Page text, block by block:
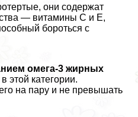
они содержат
— витамины С и Е,
бороться с
омега-3 жирных
этой категории.
на пару и не превышать